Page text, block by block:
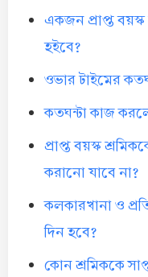
একজন প্রাপ্ত বয়স্ক
হইবে?
ওভার টাইমের
কতঘন্টা কাজ
প্রাপ্ত বয়স্ক
করানো যাবে না?
কলকারখানা ও
দিন হবে?
কোন শ্রমিককে